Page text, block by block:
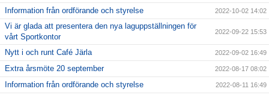
Information från ordförande och styrelse 2022-10-02 14:02
Vi är glada att presentera den nya laguppställningen för
vårt Sportkontor
2022-09-22 15:53
Nytt i och runt Café Järla 2022-09-02 16:49
Extra årsmöte 20 september 2022-08-17 08:02
Information från ordförande och styrelse 2022-08-11 16:49